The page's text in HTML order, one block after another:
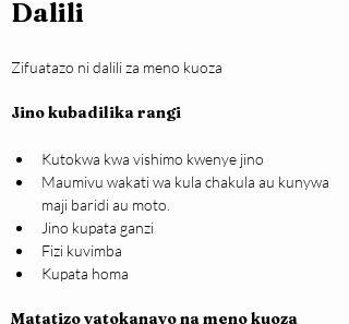
Dalili
Zifuatazo ni dalili za meno kuoza
Jino kubadilika rangi
Kutokwa kwa vishimo kwenye jino
Maumivu wakati wa kula chakula au kunywa
maji baridi au moto.
Jino kupata ganzi
Fizi kuvimba
Kupata homa
Matatizo yatokanayo na meno kuoza